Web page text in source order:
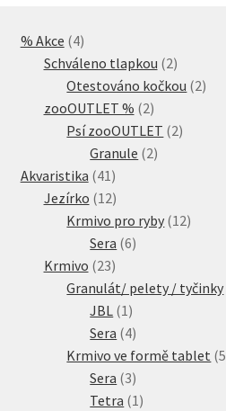
% Akce 44
produkty
Schváleno tlapkou 22
produkty
Otestováno kočkou 22
zooOUTLET % 22
produkty
Psí zooOUTLET 22
Granule 22
Akvaristika 41 41
produktů
Jezírko 1212
produktů
Krmivo pro ryby 1212
Sera 66
Krmivo 2323
produktů
Granulát/ pelety / tyčinky
JBL 1 1
produkt
Sera 44
produkty
Krmivo ve formě tablet 5
Sera 33
produkty
Tetra 1 1